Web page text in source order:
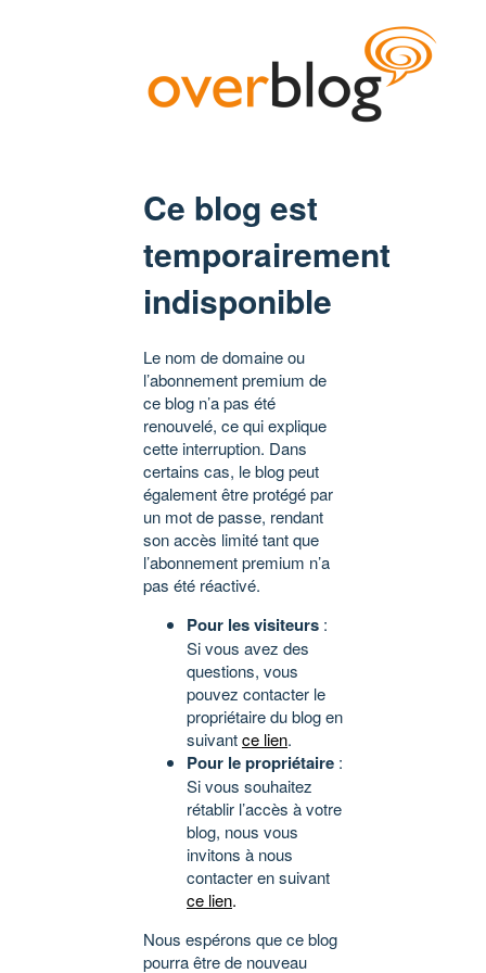
Ce blog est
temporairement
indisponible
Le nom de domaine ou
l’abonnement premium de
ce blog n’a pas été
renouvelé, ce qui explique
cette interruption. Dans
certains cas, le blog peut
également être protégé par
un mot de passe, rendant
son accès limité tant que
l’abonnement premium n’a
pas été réactivé.
Pour les visiteurs :
Si vous avez des
questions, vous
pouvez contacter le
propriétaire du blog en
suivantce lien.
Pour le propriétaire :
Si vous souhaitez
rétablir l’accès à votre
blog, nous vous
invitons à nous
contacter en suivant
ce lien.
Nous espérons que ce blog
pourra être de nouveau